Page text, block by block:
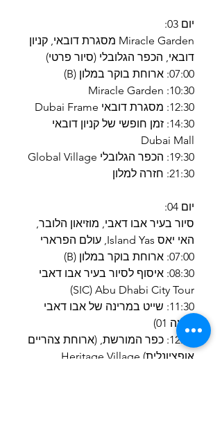
יום 03:
Miracle Garden מסגרת דובאי, קניון
דובאי, הכפר הגלובלי (סיור פרטי)
07:00: ארוחת בוקר במלון (B)
10:30: Miracle Garden
12:30: מסגרת דובאי Dubai Frame
14:30: זמן חופשי של קניון דובאי
Dubai Mall
19:30: הכפר הגלובלי Global Village
21:30: חזרה למלון
יום 04:
סיור בעיר אבו דאבי, מוזיאון הלובר,
האי יאס Island Yas, עולם הפרארי
07:00: ארוחת בוקר במלון (B)
08:30: איסוף לסיור בעיר אבו דאבי
SIC) Abu Dhabi City Tour)
11:30: שייט במרינה של אבו דאבי
(שעה 01)
12:30: כפר המורשת, (ארוחת צהריים
אופציונלית) Heritage Village